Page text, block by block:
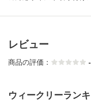
レビュー
商品の評価： -
ウィークリーラン